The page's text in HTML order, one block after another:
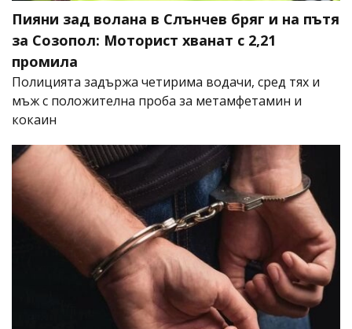
Пияни зад волана в Слънчев бряг и на пътя
за Созопол: Моторист хванат с 2,21
промила
Полицията задържа четирима водачи, сред тях и
мъж с положителна проба за метамфетамин и
кокаин